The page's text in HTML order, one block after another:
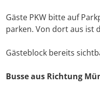
Gäste PKW bitte auf
parken. Von dort aus ist
Gästeblock bereits
Busse aus Richtung